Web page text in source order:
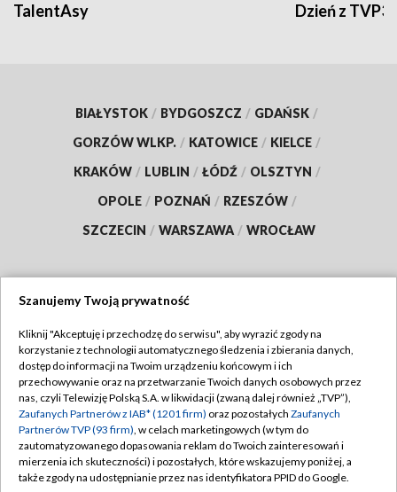
TalentAsy Dzień z TVP3
BIAŁYSTOK / BYDGOSZCZ / GDAŃSK /
GORZÓW WLKP. / KATOWICE / KIELCE /
KRAKÓW / LUBLIN / ŁÓDŹ / OLSZTYN /
OPOLE / POZNAŃ / RZESZÓW /
SZCZECIN / WARSZAWA / WROCŁAW
TVP
Abonament TVP
Emisja w TVP
Centrum informacji TVP
Naziemna Telewizja Cyfrowa
Regulamin TVP
Polityka prywatności
Moje zgody
Pomoc
Szanujemy Twoją prywatność
Kliknij "Akceptuję i przechodzę do serwisu", aby wyrazić zgody na
korzystanie z technologii automatycznego śledzenia i zbierania danych,
dostęp do informacji na Twoim urządzeniu końcowym i ich
przechowywanie oraz na przetwarzanie Twoich danych osobowych przez
nas, czyli Telewizję Polską S.A. w likwidacji (zwaną dalej również „TVP”),
Zaufanych Partnerów z IAB* (1201 firm) oraz pozostałych Zaufanych
Partnerów TVP (93 firm), w celach marketingowych (w tym do
zautomatyzowanego dopasowania reklam do Twoich zainteresowań i
mierzenia ich skuteczności) i pozostałych, które wskazujemy poniżej, a
także zgody na udostępnianie przez nas identyfikatora PPID do Google.